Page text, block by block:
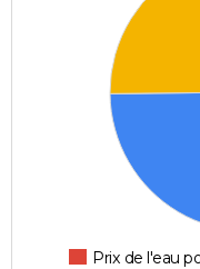
Prix de l'eau